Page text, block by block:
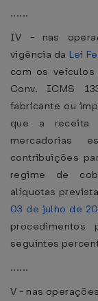
......
IV - nas
vigência da Lei
com os
Conv. ICMS
fabricante ou
que a receita
mercadorias
contribuições
regime de
alíquotas
03 de julho de
procedimentos
seguintes
......
V - nas